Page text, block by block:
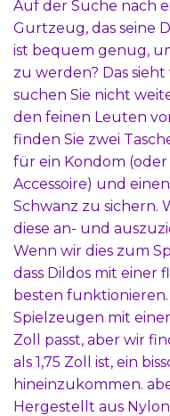
Auf der Suche nach
Gurtzeug, das seine
ist bequem genug,
zu werden? Das
suchen Sie nicht
den feinen Leuten
finden Sie zwei
für ein Kondom
Accessoire) und
Schwanz zu sichern.
diese an- und
Wenn wir dies zum
dass Dildos mit einer
besten funktionieren.
Spielzeugen mit
Zoll passt, aber wir
als 1,75 Zoll ist, ein
hineinzukommen.
Hergestellt aus